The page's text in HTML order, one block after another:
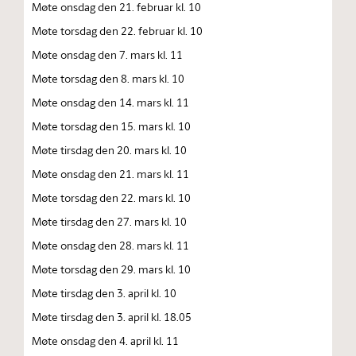
Møte onsdag den 21. februar kl. 10
Møte torsdag den 22. februar kl. 10
Møte onsdag den 7. mars kl. 11
Møte torsdag den 8. mars kl. 10
Møte onsdag den 14. mars kl. 11
Møte torsdag den 15. mars kl. 10
Møte tirsdag den 20. mars kl. 10
Møte onsdag den 21. mars kl. 11
Møte torsdag den 22. mars kl. 10
Møte tirsdag den 27. mars kl. 10
Møte onsdag den 28. mars kl. 11
Møte torsdag den 29. mars kl. 10
Møte tirsdag den 3. april kl. 10
Møte tirsdag den 3. april kl. 18.05
Møte onsdag den 4. april kl. 11